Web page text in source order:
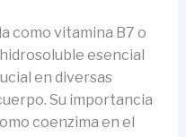
como vitamina B7 o
esencial
en diversas
Su importancia
coenzima en el